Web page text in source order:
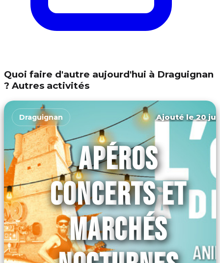
Quoi faire d'autre aujourd'hui à Draguignan
? Autres activités
Draguignan Ajouté le 20
APÉROS
CONCERTS ET
MARCHÉS